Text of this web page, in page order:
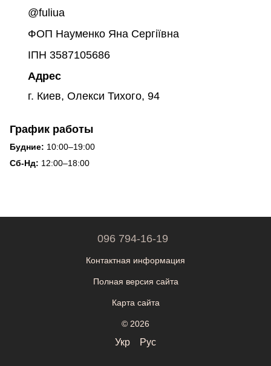
@fuliua
ФОП Науменко Яна Сергіївна
ІПН 3587105686
Адрес
г. Киев, Олекси Тихого, 94
График работы
Будние: 10:00–19:00
Сб-Нд: 12:00–18:00
096 794-16-19
Контактная информация
Полная версия сайта
Карта сайта
© 2026
Укр Рус